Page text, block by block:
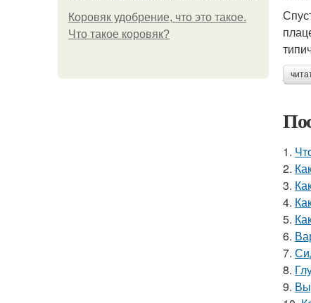
Коровяк удобрение, что это такое.
Что такое коровяк?
1.
2.
3.
4.
5.
6.
7.
8.
9.